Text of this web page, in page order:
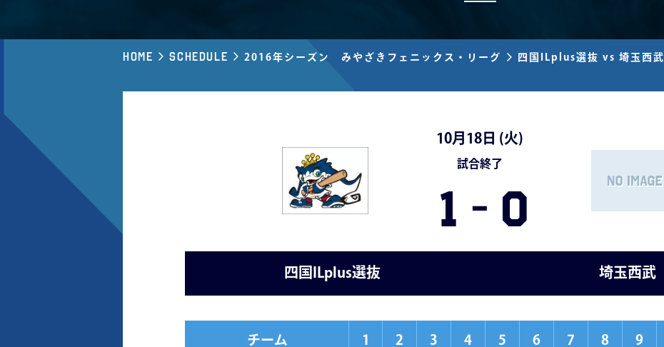
Home Schedule 2016年シーズン みやざきフェニックス・リーグ 四国ILplus選抜 vs 埼玉西武
10月18日 (火)
試合終了
1 - 0
四国ILplus選抜 埼玉西武
チーム 1 2 3 4 5 6 7 8 9